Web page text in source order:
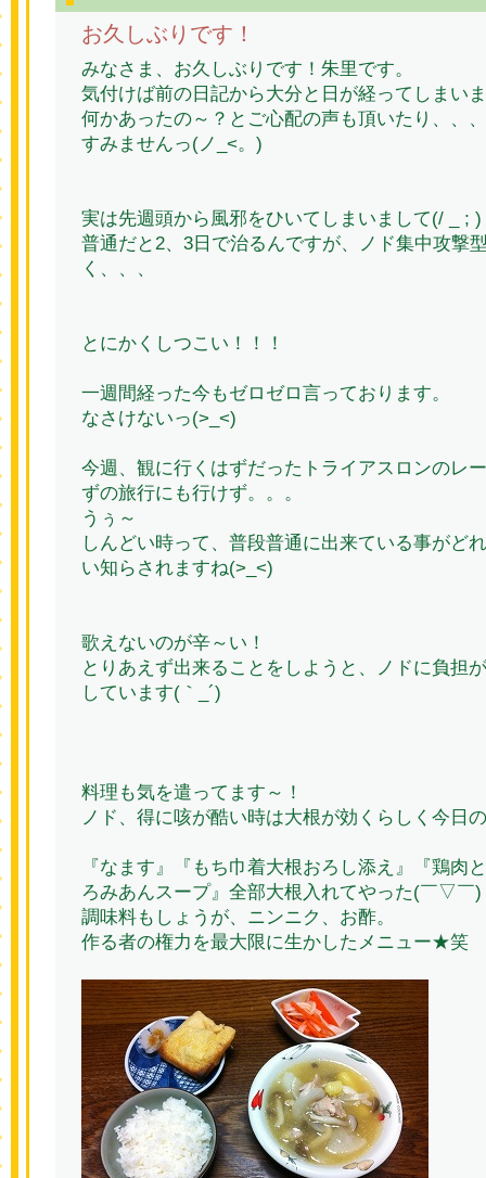
お久しぶりです！
みなさま、お久しぶりです！朱里です。
気付けば前の日記から大分と日が経ってしまい
何かあったの～？とご心配の声も頂いたり、、、
すみませんっ(ノ_<。)
実は先週頭から風邪をひいてしまいまして(/ _ ; )
普通だと2、3日で治るんですが、ノド集中攻撃
く、、、
とにかくしつこい！！！
一週間経った今もゼロゼロ言っております。
なさけないっ(>_<)
今週、観に行くはずだったトライアスロンのレ
ずの旅行にも行けず。。。
うぅ～
しんどい時って、普段普通に出来ている事がど
い知らされますね(>_<)
歌えないのが辛～い！
とりあえず出来ることをしようと、ノドに負担
しています(｀_´)ゞ
料理も気を遣ってます～！
ノド、得に咳が酷い時は大根が効くらしく今日
『なます』『もち巾着大根おろし添え』『鶏肉
ろみあんスープ』全部大根入れてやった(￣▽￣)
調味料もしょうが、ニンニク、お酢。
作る者の権力を最大限に生かしたメニュー★笑